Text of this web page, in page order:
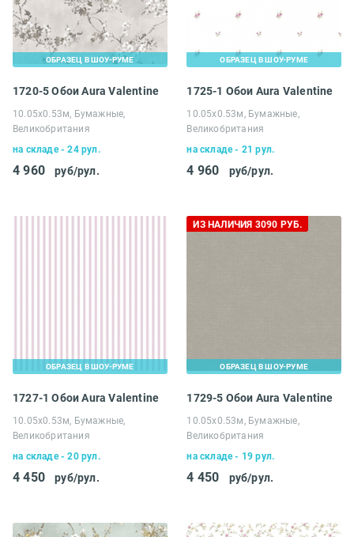
ОБРАЗЕЦ В ШОУ-РУМЕ
1720-5 Обои Aura Valentine
10.05х0.53м, Бумажные,
Великобритания
на складе - 24 рул.
4 960 руб/рул.
ОБРАЗЕЦ В ШОУ-РУМЕ
1725-1 Обои Aura Valentine
10.05х0.53м, Бумажные,
Великобритания
на складе - 21 рул.
4 960 руб/рул.
ОБРАЗЕЦ В ШОУ-РУМЕ
1727-1 Обои Aura Valentine
10.05х0.53м, Бумажные,
Великобритания
на складе - 20 рул.
4 450 руб/рул.
ИЗ НАЛИЧИЯ 3090 РУБ.
ОБРАЗЕЦ В ШОУ-РУМЕ
1729-5 Обои Aura Valentine
10.05х0.53м, Бумажные,
Великобритания
на складе - 19 рул.
4 450 руб/рул.